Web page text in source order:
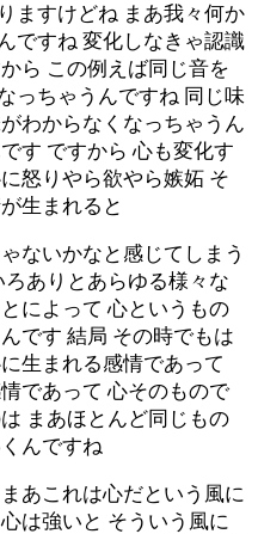
ますけどね まあ我々何か
ですね 変化しなきゃ認識
ら この例えば同じ音を
っちゃうんですね 同じ味
わからなくなっちゃうん
す ですから 心も変化す
怒りやら欲やら嫉妬 そ
生まれると
ないかなと感じてしまう
ありとあらゆる様々な
によって 心というもの
です 結局 その時でもは
生まれる感情であって
であって 心そのもので
まあほとんど同じもの
んですね
あこれは心だという風に
は強いと そういう風に